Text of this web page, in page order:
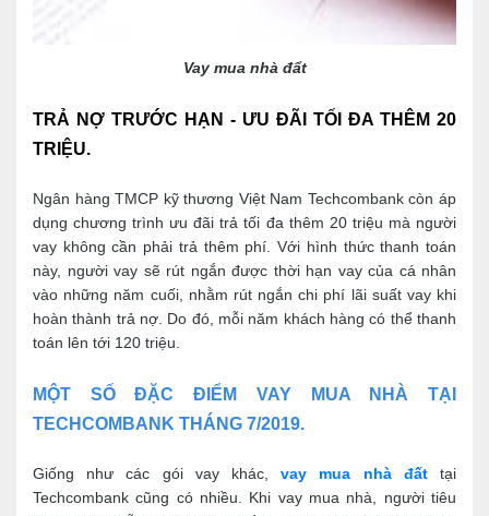
Vay mua nhà đẩt
TRẢ NỢ TRƯỚC HẠN - ƯU ĐÃI TỐI ĐA THÊM 20
TRIỆU.
Ngân hàng TMCP kỹ thương Việt Nam Techcombank còn áp
dụng chương trình ưu đãi trả tối đa thêm 20 triệu mà người
vay không cần phải trả thêm phí. Với hình thức thanh toán
này, người vay sẽ rút ngắn được thời hạn vay của cá nhân
vào những năm cuối, nhằm rút ngắn chi phí lãi suất vay khi
hoàn thành trả nợ. Do đó, mỗi năm khách hàng có thể thanh
toán lên tới 120 triệu.
MỘT SỐ ĐẶC ĐIỂM VAY MUA NHÀ TẠI
TECHCOMBANK THÁNG 7/2019.
Giống như các gói vay khác, vay mua nhà đất tại
Techcombank cũng có nhiều. Khi vay mua nhà, người tiêu